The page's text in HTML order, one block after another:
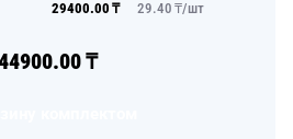
29400.00 ₸ 29.40 ₸/шт
₸